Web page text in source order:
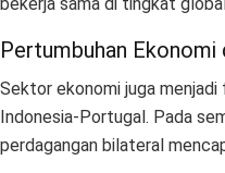
Pertumbuhan Ekonomi
Sektor ekonomi juga
Indonesia-Portugal. Pada
perdagangan bilateral